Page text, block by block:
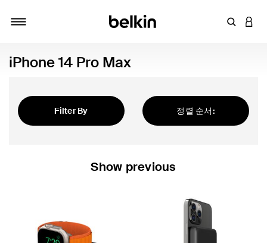
키워드
iPhone 14 Pro Max
Filter By
정렬 순서:
Show previous